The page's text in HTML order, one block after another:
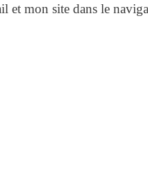
et mon site dans le